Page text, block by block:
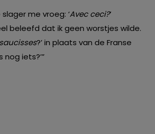
me vroeg: ‘Avec ceci?’
beleefd dat ik geen worstjes wilde.
?’ in plaats van de Franse
nog iets?’”